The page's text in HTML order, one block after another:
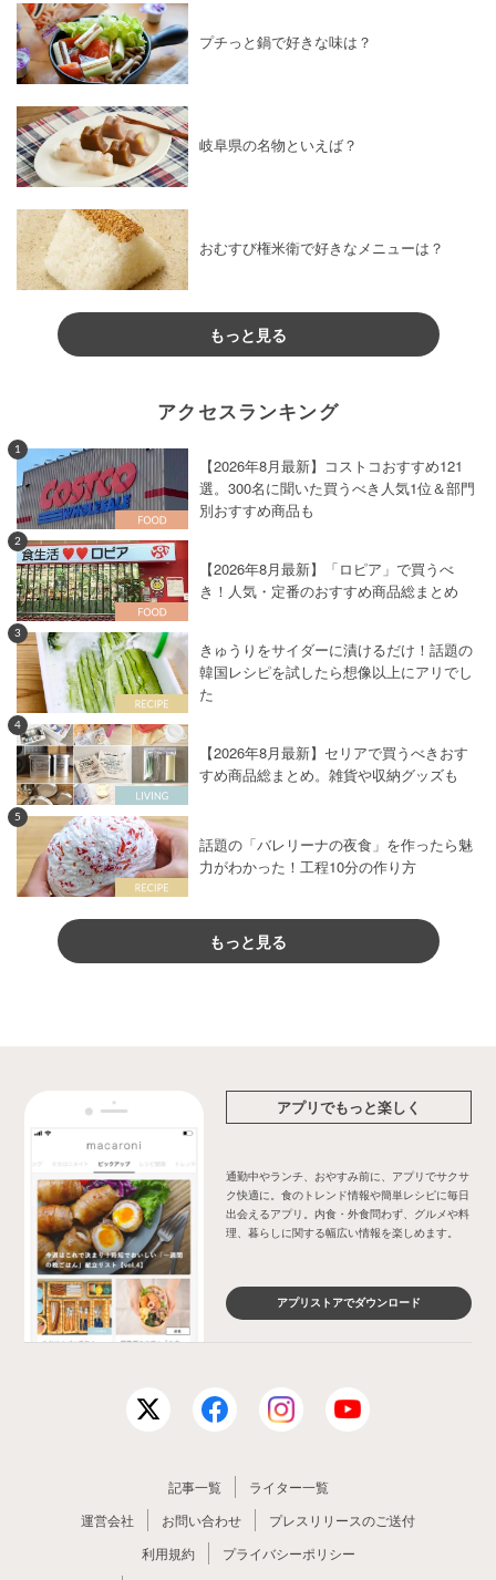
プチっと鍋で好きな味は？
岐阜県の名物といえば？
おむすび権米衛で好きなメニューは？
もっと見る
アクセスランキング
1
【2026年8月最新】コストコおすすめ121
選。300名に聞いた買うべき人気1位＆部門
別おすすめ商品も
2
【2026年8月最新】「ロピア」で買うべ
き！人気・定番のおすすめ商品総まとめ
3
きゅうりをサイダーに漬けるだけ！話題の
韓国レシピを試したら想像以上にアリでし
た
4
【2026年8月最新】セリアで買うべきおす
すめ商品総まとめ。雑貨や収納グッズも
5
話題の「バレリーナの夜食」を作ったら魅
力がわかった！工程10分の作り方
もっと見る
アプリでもっと楽しく
通勤中やランチ、おやすみ前に、アプリでサクサ
ク快適に。食のトレンド情報や簡単レシピに毎日
出会えるアプリ。内食・外食問わず、グルメや料
理、暮らしに関する幅広い情報を楽しめます。
アプリストアでダウンロード
記事一覧
ライター一覧
運営会社
お問い合わせ
プレスリリースのご送付
利用規約
プライバシーポリシー